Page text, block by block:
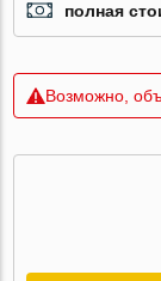
полная
Возможно,